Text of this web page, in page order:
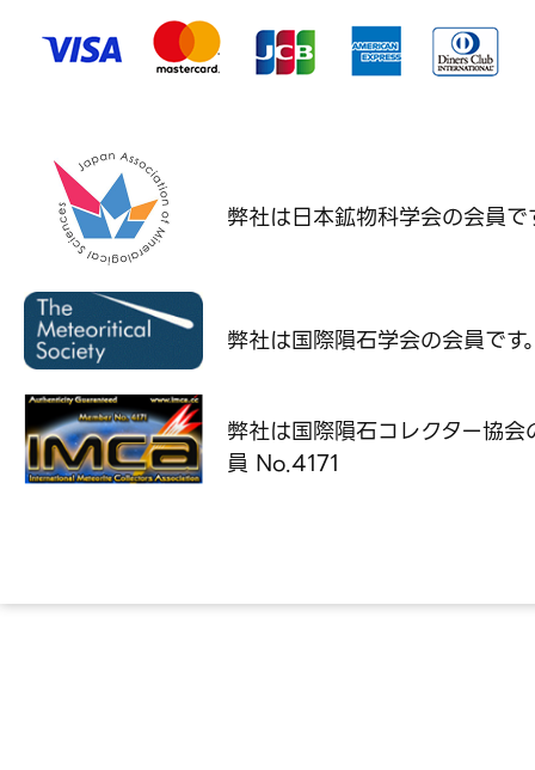
弊社は日本鉱物科学会の会員で
弊社は国際隕石学会の会員です
弊社は国際隕石コレクター協会
員 No.4171